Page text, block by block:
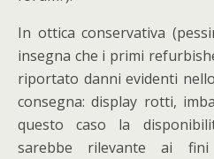
In ottica conservativa
insegna che i primi
riportato danni evidenti
consegna: display rotti,
questo caso la
sarebbe rilevante ai